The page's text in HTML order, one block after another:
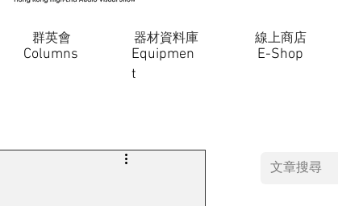
群英會 器材資料庫 線上商店
Equipmen
t
E-Shop
Columns